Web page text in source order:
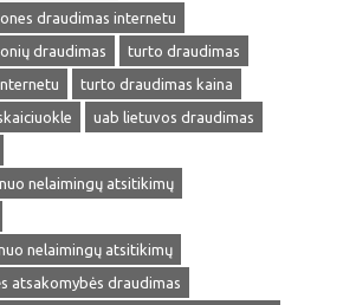
draudimas internetu
draudimas
turto draudimas
turto draudimas kaina
uab lietuvos draudimas
nelaimingų atsitikimų
nelaimingų atsitikimų
atsakomybės draudimas